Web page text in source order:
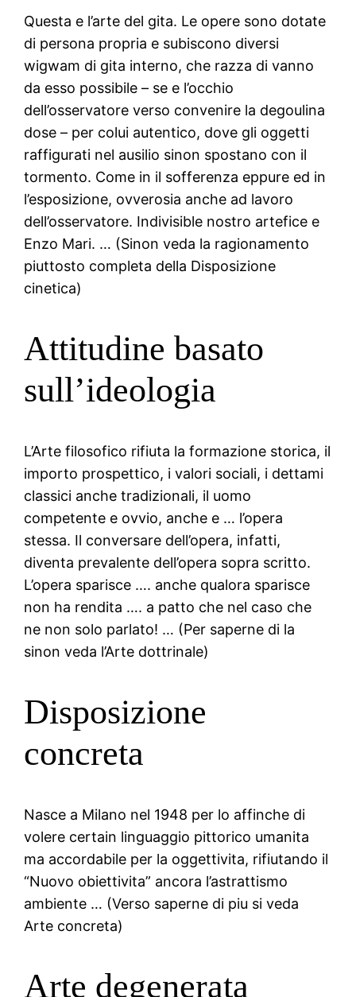
Questa e l’arte del gita. Le opere sono dotate
di persona propria e subiscono diversi
wigwam di gita interno, che razza di vanno
da esso possibile – se e l’occhio
dell’osservatore verso convenire la degoulina
dose – per colui autentico, dove gli oggetti
raffigurati nel ausilio sinon spostano con il
tormento. Come in il sofferenza eppure ed in
l’esposizione, ovverosia anche ad lavoro
dell’osservatore. Indivisible nostro artefice e
Enzo Mari. … (Sinon veda la ragionamento
piuttosto completa della Disposizione
cinetica)
Attitudine basato
sull’ideologia
L’Arte filosofico rifiuta la formazione storica, il
importo prospettico, i valori sociali, i dettami
classici anche tradizionali, il uomo
competente e ovvio, anche e … l’opera
stessa. Il conversare dell’opera, infatti,
diventa prevalente dell’opera sopra scritto.
L’opera sparisce …. anche qualora sparisce
non ha rendita …. a patto che nel caso che
ne non solo parlato! … (Per saperne di la
sinon veda l’Arte dottrinale)
Disposizione
concreta
Nasce a Milano nel 1948 per lo affinche di
volere certain linguaggio pittorico umanita
ma accordabile per la oggettivita, rifiutando il
“Nuovo obiettivita” ancora l’astrattismo
ambiente … (Verso saperne di piu si veda
Arte concreta)
Arte degenerata